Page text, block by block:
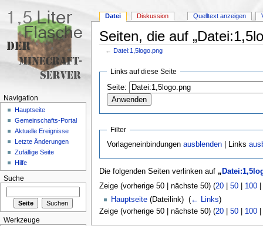
Seiten, die auf
←Datei:1,5logo.png
Links auf diese Seite
Seite:
Filter
Vorlageneinbindungenausblenden | Links
Die folgenden Seiten verlinken auf „
Zeige (vorherige 50 | nächste 50) (20| 50| 100|
Hauptseite(Dateilink) ‎ (← Links)
Zeige (vorherige 50 | nächste 50) (20| 50| 100|
Datei Diskussion Quelltext anzeigen
Navigation
Hauptseite
Gemeinschafts-Portal
Aktuelle Ereignisse
Letzte Änderungen
Zufällige Seite
Hilfe
Suche
Werkzeuge